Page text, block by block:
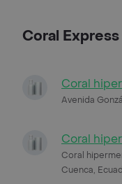
Coral
Coral
Avenida
Coral
Coral
Cuenca,